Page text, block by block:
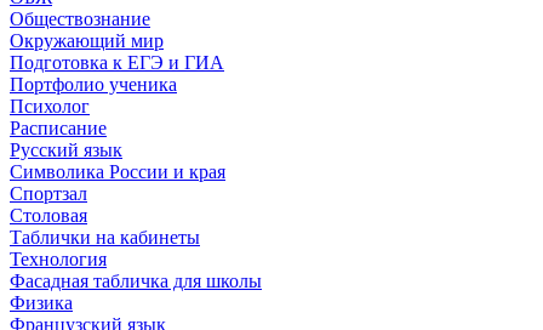
Обществознание
Окружающий мир
Подготовка к ЕГЭ и ГИА
Портфолио ученика
Психолог
Расписание
Русский язык
Символика России и края
Спортзал
Столовая
Таблички на кабинеты
Технология
Фасадная табличка для школы
Физика
Французский язык